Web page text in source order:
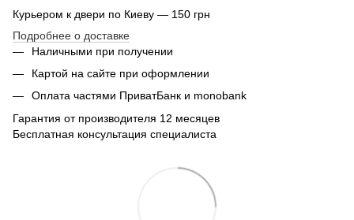
Курьером к двери по Киеву — 150 грн
Подробнее о доставке
Наличными при получении
Картой на сайте при оформлении
Оплата частями ПриватБанк и monobank
Гарантия от производителя 12 месяцев
Бесплатная консультация специалиста